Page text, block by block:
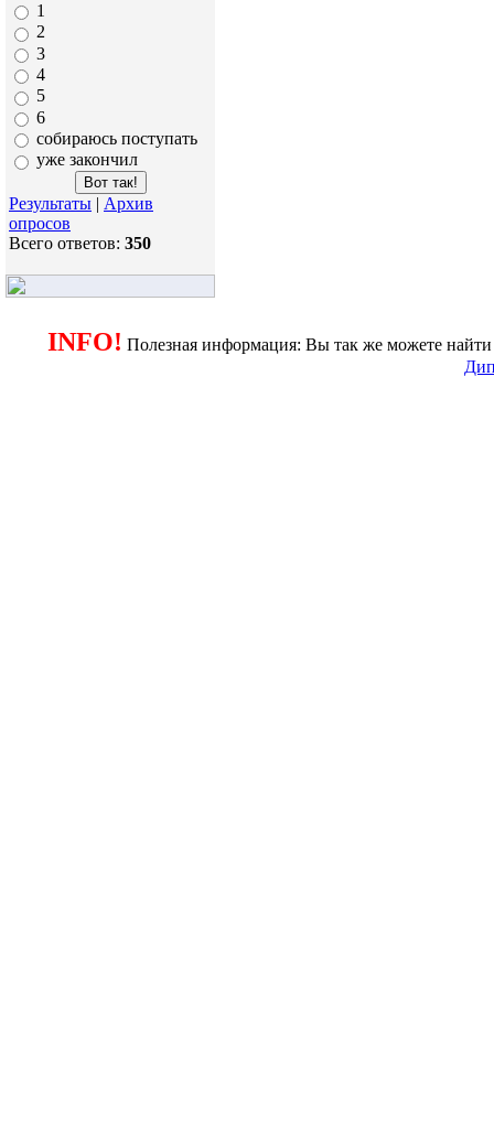
1
2
3
4
5
6
собираюсь поступать
уже закончил
Результаты | Архив
опросов
Всего ответов: 350
INFO! Полезная информация: Вы так же можете найти